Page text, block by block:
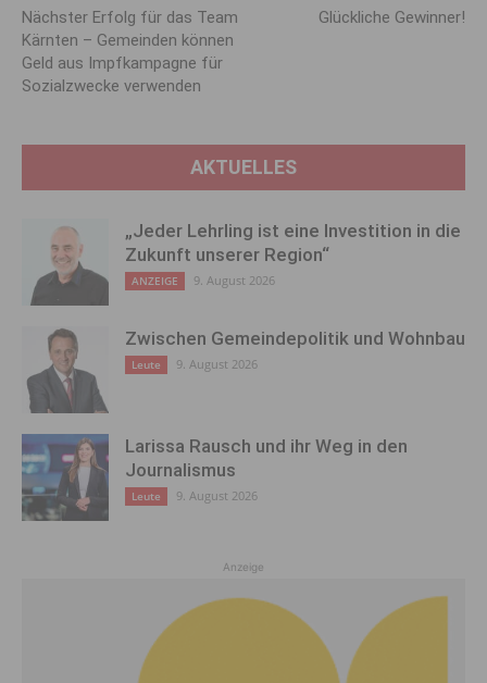
Nächster Erfolg für das Team
Kärnten – Gemeinden können
Geld aus Impfkampagne für
Sozialzwecke verwenden
Glückliche Gewinner!
AKTUELLES
„Jeder Lehrling ist eine Investition in die
Zukunft unserer Region“
ANZEIGE 9. August 2026
Zwischen Gemeindepolitik und Wohnbau
Leute 9. August 2026
Larissa Rausch und ihr Weg in den
Journalismus
Leute 9. August 2026
Anzeige